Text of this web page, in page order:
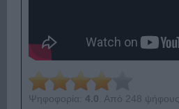
Ψηφοφορία: 4.0 . Από 248 ψήφους.